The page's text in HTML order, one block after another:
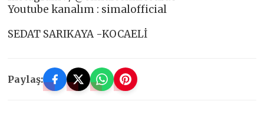
Youtube kanalım : simalofficial
SEDAT SARIKAYA -KOCAELİ
Paylaş: